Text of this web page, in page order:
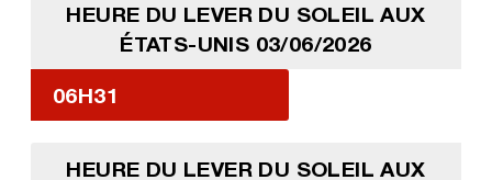
HEURE DU LEVER DU SOLEIL AUX
ÉTATS-UNIS 03/06/2026
06H31
HEURE DU LEVER DU SOLEIL AUX